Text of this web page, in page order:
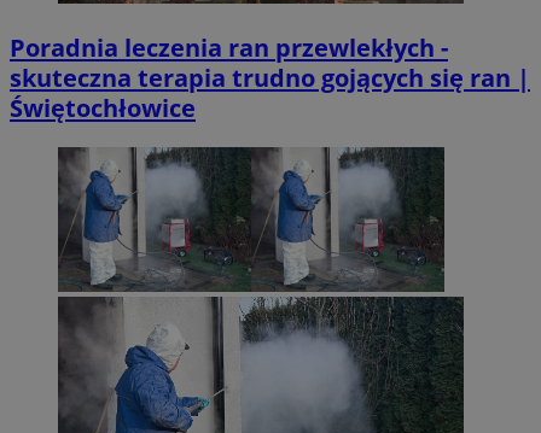
Poradnia leczenia ran przewlekłych -
skuteczna terapia trudno gojących się ran |
Świętochłowice